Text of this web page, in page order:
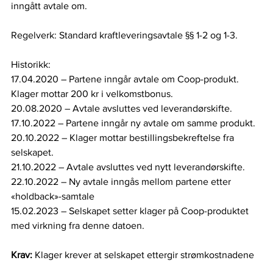
inngått avtale om.
Regelverk: Standard kraftleveringsavtale §§ 1-2 og 1-3.
Historikk:
17.04.2020 – Partene inngår avtale om Coop-produkt.
Klager mottar 200 kr i velkomstbonus.
20.08.2020 – Avtale avsluttes ved leverandørskifte.
17.10.2022 – Partene inngår ny avtale om samme produkt.
20.10.2022 – Klager mottar bestillingsbekreftelse fra
selskapet.
21.10.2022 – Avtale avsluttes ved nytt leverandørskifte.
22.10.2022 – Ny avtale inngås mellom partene etter
«holdback»-samtale
15.02.2023 – Selskapet setter klager på Coop-produktet
med virkning fra denne datoen.
Krav: Klager krever at selskapet ettergir strømkostnadene